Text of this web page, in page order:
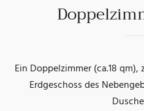
Ein Doppelzimmer (ca.18
Erdgeschoss des